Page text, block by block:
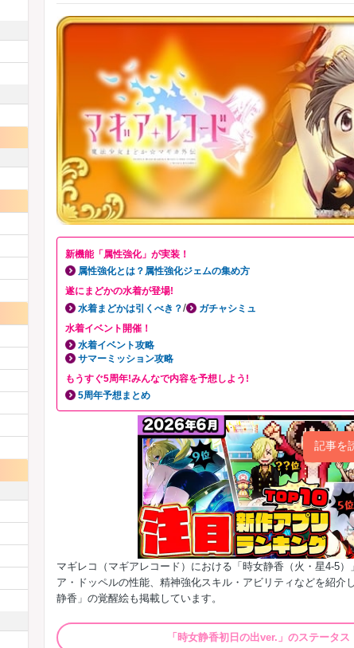
新機能「属性強化」が実装！
属性強化とは？属性強化ジェムの集め方
遂にまどかの水着が登場!
水着まどかは引くべき？/
ガチャシミュ
水着イベント開催！
水着イベント攻略
サマーミッション攻略
もうすぐ5周年!みんなで内容を予想しよう!
5周年予想まとめ
記事を
マギレコ（マギアレコード）における「時女静香（火・星4-5
ア・ドッペルの性能、精神強化スキル・アビリティなどを紹介
静香」の覚醒絵も掲載しています。
「時女静香初日の出ver.」のステータス